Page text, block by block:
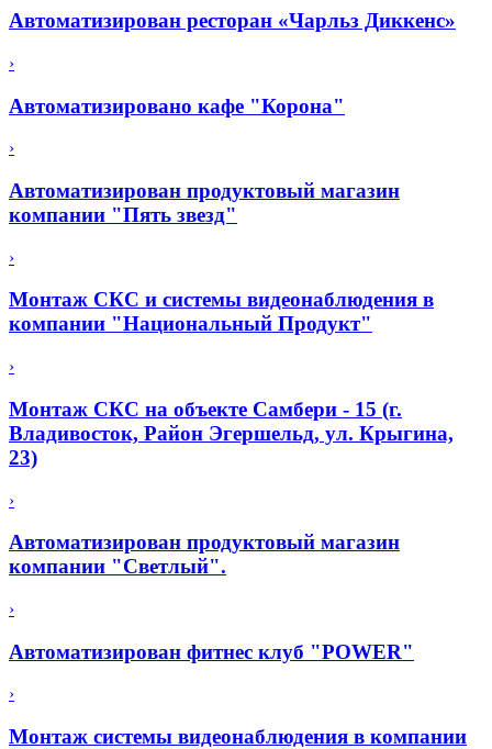
Автоматизирован ресторан «Чарльз Диккенс»
›
Автоматизировано кафе "Корона"
›
Автоматизирован продуктовый магазин
компании "Пять звезд"
›
Монтаж СКС и системы видеонаблюдения в
компании "Национальный Продукт"
›
Монтаж СКС на объекте Самбери - 15 (г.
Владивосток, Район Эгершельд, ул. Крыгина,
23)
›
Автоматизирован продуктовый магазин
компании "Светлый".
›
Автоматизирован фитнес клуб "POWER"
›
Монтаж системы видеонаблюдения в компании